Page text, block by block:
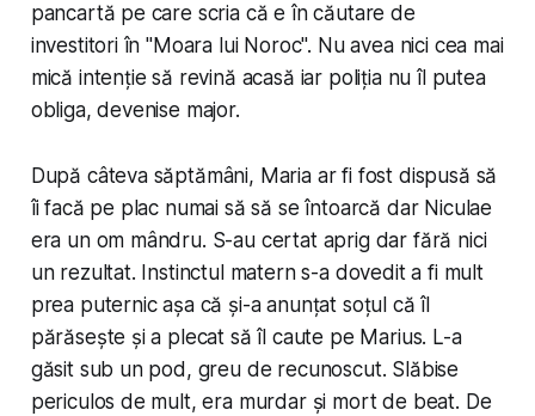
pancartă pe care scria că e în căutare de
investitori în "Moara lui Noroc". Nu avea nici cea mai
mică intenție să revină acasă iar poliția nu îl putea
obliga, devenise major.
După câteva săptămâni, Maria ar fi fost dispusă să
îi facă pe plac numai să să se întoarcă dar Niculae
era un om mândru. S-au certat aprig dar fără nici
un rezultat. Instinctul matern s-a dovedit a fi mult
prea puternic așa că și-a anunțat soțul că îl
părăsește și a plecat să îl caute pe Marius. L-a
găsit sub un pod, greu de recunoscut. Slăbise
periculos de mult, era murdar și mort de beat. De